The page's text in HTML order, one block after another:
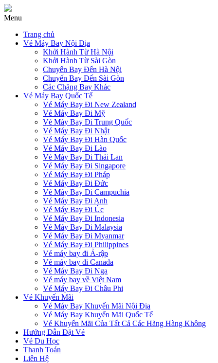
Menu
Trang chủ
Vé Máy Bay Nội Địa
Khởi Hành Từ Hà Nội
Khởi Hành Từ Sài Gòn
Chuyến Bay Đến Hà Nội
Chuyến Bay Đến Sài Gòn
Các Chặng Bay Khác
Vé Máy Bay Quốc Tế
Vé Máy Bay Đi New Zealand
Vé Máy Bay Đi Mỹ
Vé Máy Bay Đi Trung Quốc
Vé Máy Bay Đi Nhật
Vé Máy Bay Đi Hàn Quốc
Vé Máy Bay Đi Lào
Vé Máy Bay Đi Thái Lan
Vé Máy Bay Đi Singapore
Vé Máy Bay Đi Pháp
Vé Máy Bay Đi Đức
Vé Máy Bay Đi Campuchia
Vé Máy Bay Đi Anh
Vé Máy Bay Đi Úc
Vé Máy Bay Đi Indonesia
Vé Máy Bay Đi Malaysia
Vé Máy Bay Đi Myanmar
Vé Máy Bay Đi Philippines
Vé máy bay đi Ả-rập
Vé máy bay đi Canada
Vé Máy Bay Đi Nga
Vé máy bay về Việt Nam
Vé Máy Bay Đi Châu Phi
Vé Khuyến Mãi
Vé Máy Bay Khuyến Mãi Nội Địa
Vé Máy Bay Khuyến Mãi Quốc Tế
Vé Khuyến Mãi Của Tất Cả Các Hãng Hàng Không
Hướng Dẫn Đặt Vé
Vé Du Học
Thanh Toán
Liên Hệ